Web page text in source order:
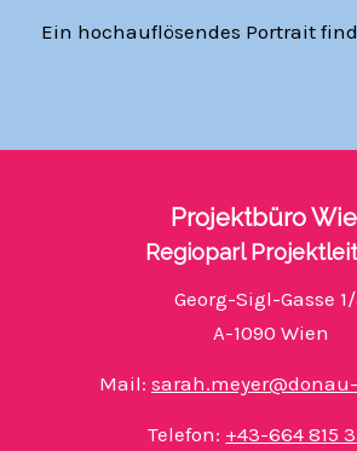
Ein hochauflösendes Portrait
Projektbüro
Regioparl
Georg-Sigl-Gasse
A-1090 Wien
Mail:
Telefon: +43-664 815